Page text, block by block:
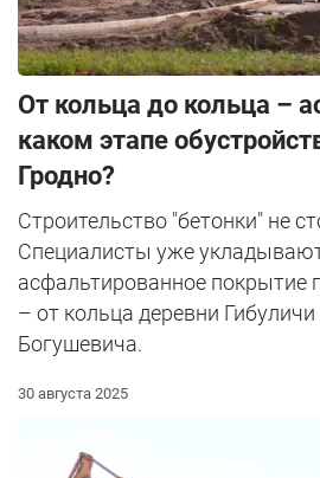
От кольца до кольца –
каком этапе
Гродно?
Строительство "бетонки" не
Специалисты уже
асфальтированное покрытие
– от кольца деревни
Богушевича.
30 августа 2025